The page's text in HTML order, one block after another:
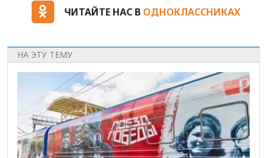
ЧИТАЙТЕ НАС В ОДНОКЛАССНИКАХ
НА ЭТУ ТЕМУ